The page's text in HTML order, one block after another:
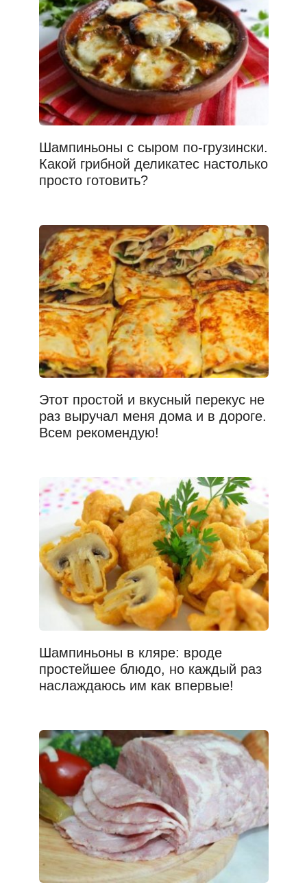
Шампиньоны с сыром по-грузински.
Какой грибной деликатес настолько
просто готовить?
Этот простой и вкусный перекус не
раз выручал меня дома и в дороге.
Всем рекомендую!
Шампиньоны в кляре: вроде
простейшее блюдо, но каждый раз
наслаждаюсь им как впервые!